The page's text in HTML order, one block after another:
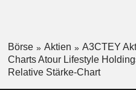
Börse Aktien
A3CTEY
Charts Atour Lifestyle
Relative Stärke-Chart